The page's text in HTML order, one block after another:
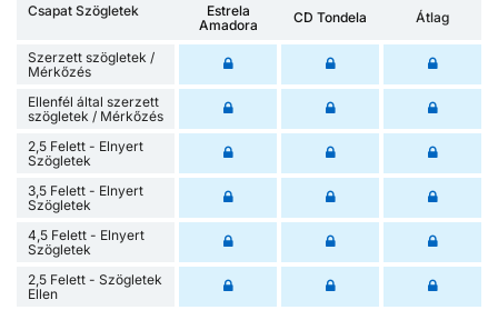
Csapat Szögletek
Estrela
Amadora
CD Tondela Átlag
Szerzett szögletek /
Mérkőzés
Ellenfél által szerzett
szögletek / Mérkőzés
2,5 Felett - Elnyert
Szögletek
3,5 Felett - Elnyert
Szögletek
4,5 Felett - Elnyert
Szögletek
2,5 Felett - Szögletek
Ellen